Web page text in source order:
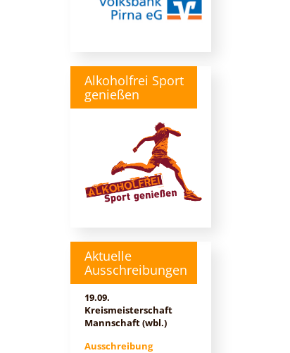
Alkoholfrei Sport
genießen
Aktuelle
Ausschreibungen
19.09.
Kreismeisterschaft
Mannschaft (wbl.)
Ausschreibung